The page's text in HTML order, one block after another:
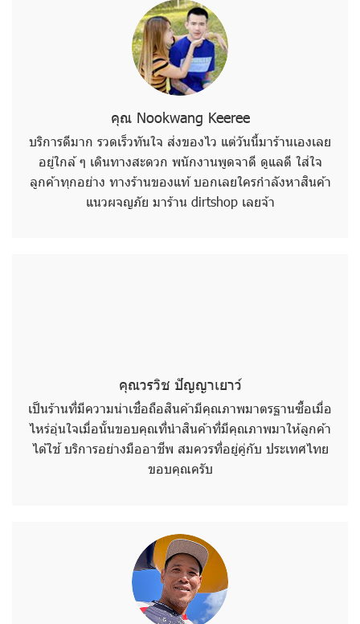
คุณ Nookwang Keeree
บริการดีมาก รวดเร็วทันใจ ส่งของไว แต่วันนี้มาร้านเองเลย
อยู่ใกล้ ๆ เดินทางสะดวก พนักงานพูดจาดี ดูแลดี ใส่ใจ
ลูกค้าทุกอย่าง ทางร้านของแท้ บอกเลยใครกำลังหาสินค้า
แนวผจญภัย มาร้าน dirtshop เลยจ้า
คุณวรวิช ปัญญาเยาว์
เป็นร้านที่มีความน่าเชื่อถือสินค้ามีคุณภาพมาตรฐานซื้อเมื่อ
ไหร่อุ่นใจเมื่อนั้นขอบคุณที่นำสินค้าที่มีคุณภาพมาให้ลูกค้า
ได้ใช้ บริการอย่างมืออาชีพ สมควรที่อยู่คู่กับ ประเทศไทย
ขอบคุณครับ